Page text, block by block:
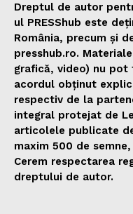
Dreptul de autor
ul PRESShub este
România, precum și
presshub.ro.
grafică, video) nu
acordul obținut
respectiv de la
integral protejat de
articolele publicate
maxim 500 de
Cerem respectarea
dreptului de autor.